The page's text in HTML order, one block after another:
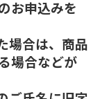
お申込みを
場合は、商品
場合などが